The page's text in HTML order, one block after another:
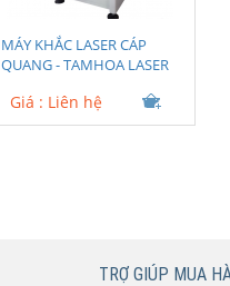
MÁY KHẮC LASER CÁP
QUANG - TAMHOA LASER
Giá : Liên hệ
TRỢ GIÚP MUA